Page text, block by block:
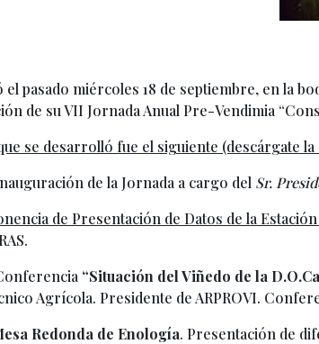
el pasado miércoles 18 de septiembre, en la
de su VII Jornada Anual Pre-Vendimia
se desarrolló fue el siguiente (descárgate
de la Jornada a cargo del Sr.
de Presentación de Datos de la
“Situación del Viñedo de la
Agrícola. Presidente de ARPROVI.
Redonda de Enología. Presentación de